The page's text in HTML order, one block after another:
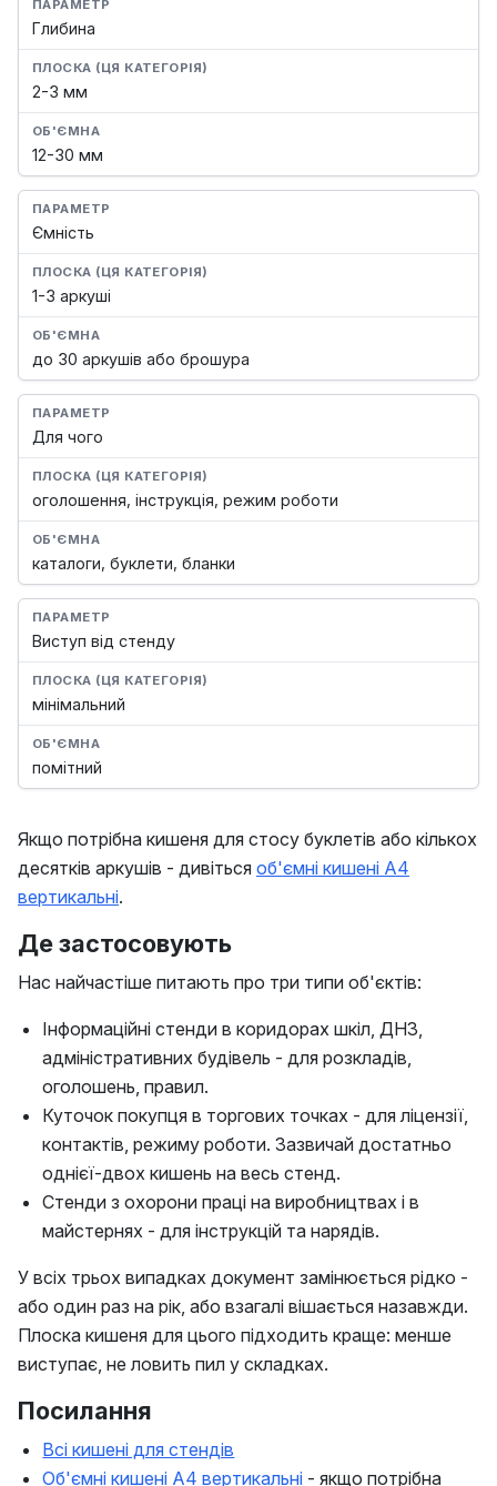
Глибина
2-3 мм
12-30 мм
Ємність
1-3 аркуші
до 30 аркушів або брошура
Для чого
оголошення, інструкція, режим роботи
каталоги, буклети, бланки
Виступ від стенду
мінімальний
помітний
Якщо потрібна кишеня для стосу буклетів або кількох
десятків аркушів - дивіться об'ємні кишені А4
вертикальні.
Де застосовують
Нас найчастіше питають про три типи об'єктів:
Інформаційні стенди в коридорах шкіл, ДНЗ,
адміністративних будівель - для розкладів,
оголошень, правил.
Куточок покупця в торгових точках - для ліцензії,
контактів, режиму роботи. Зазвичай достатньо
однієї-двох кишень на весь стенд.
Стенди з охорони праці на виробництвах і в
майстернях - для інструкцій та нарядів.
У всіх трьох випадках документ замінюється рідко -
або один раз на рік, або взагалі вішається назавжди.
Плоска кишеня для цього підходить краще: менше
виступає, не ловить пил у складках.
Посилання
Всі кишені для стендів
Об'ємні кишені А4 вертикальні - якщо потрібна